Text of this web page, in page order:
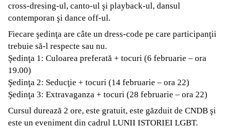
cross-dresing-ul, canto-ul şi playback-ul, dansul
contemporan şi dance off-ul.
Fiecare şedinţa are câte un dress-code pe care participanţii
trebuie să-l respecte sau nu.
Şedinţa 1: Culoarea preferată + tocuri (6 februarie – ora
19.00)
Şedinţa 2: Seducţie + tocuri (14 februarie – ora 22)
Şedinţa 3: Extravaganza + tocuri (28 februarie – ora 22)
Cursul durează 2 ore, este gratuit, este găzduit de CNDB şi
este un eveniment din cadrul LUNII ISTORIEI LGBT.